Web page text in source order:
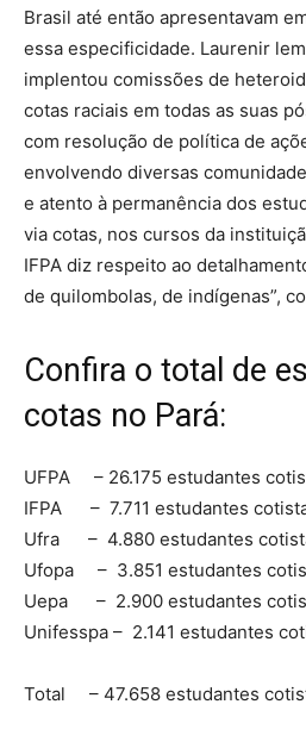
Brasil até então apresentavam
essa especificidade. Laurenir
implentou comissões de
cotas raciais em todas as suas
com resolução de política de
envolvendo diversas
e atento à permanência dos
via cotas, nos cursos da
IFPA diz respeito ao
de quilombolas, de indígenas”,
Confira o total de
cotas no Pará:
UFPA – 26.175 estudantes
IFPA – 7.711 estudantes
Ufra – 4.880 estudantes
Ufopa – 3.851 estudantes
Uepa – 2.900 estudantes
Unifesspa – 2.141 estudantes
Total – 47.658 estudantes